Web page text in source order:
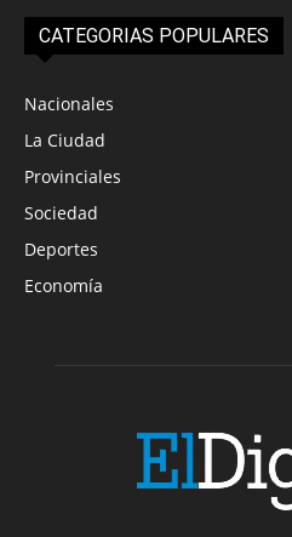
CATEGORIAS POPULARES
Nacionales
La Ciudad
Provinciales
Sociedad
Deportes
Economía